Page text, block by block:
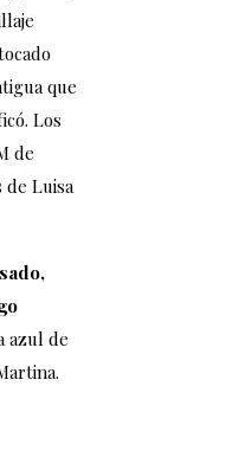
que
Los
de
de Luisa
azul de